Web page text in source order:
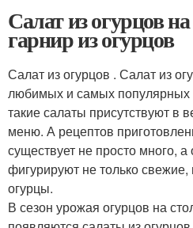
Салат из огурцов
гарнир из огурцов
Салат из огурцов . Салат из
любимых и самых популярных
такие салаты присутствуют в
меню. А рецептов
существует не просто много,
фигурируют не только
огурцы.
В сезон урожая огурцов на